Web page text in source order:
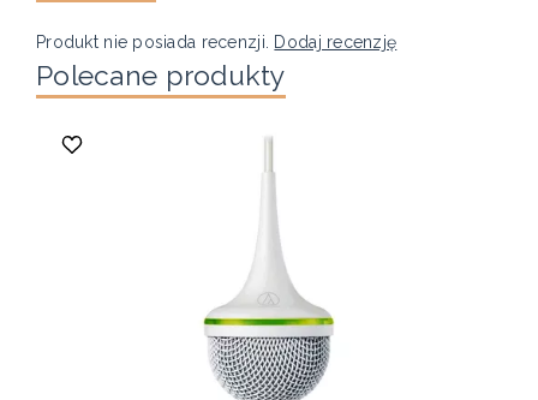
Produkt nie posiada recenzji. Dodaj recenzję
Polecane produkty